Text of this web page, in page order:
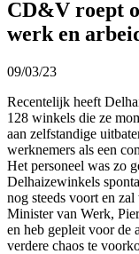
CD&V roept
werk en
09/03/23
Recentelijk heeft
128 winkels die ze
aan zelfstandige
werknemers als een
Het personeel was zo
Delhaizewinkels
nog steeds voort en
Minister van Werk,
en heb gepleit voor de
verdere chaos te